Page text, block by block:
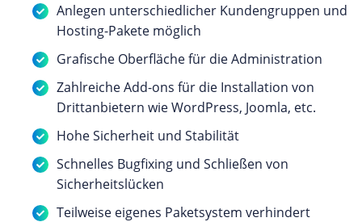
Anlegen unterschiedlicher Kundengruppen und
Hosting-Pakete möglich
Grafische Oberfläche für die Administration
Zahlreiche Add-ons für die Installation von
Drittanbietern wie WordPress, Joomla, etc.
Hohe Sicherheit und Stabilität
Schnelles Bugfixing und Schließen von
Sicherheitslücken
Teilweise eigenes Paketsystem verhindert